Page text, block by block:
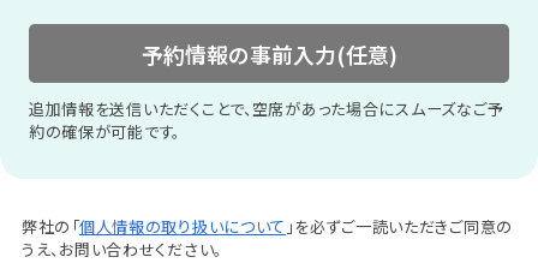
予約情報の事前入力(任意)
追加情報を送信いただくことで、空席があった場合にスムーズなご予
約の確保が可能です。
弊社の「個人情報の取り扱いについて 」を必ずご一読いただきご同意の
うえ、お問い合わせください。